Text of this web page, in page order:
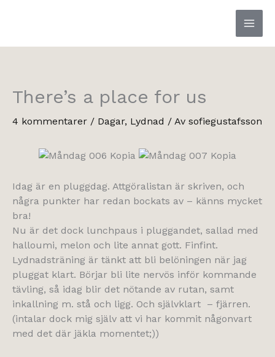
There’s a place for us
4 kommentarer / Dagar, Lydnad / Av sofiegustafsson
Idag är en pluggdag. Attgöralistan är skriven, och
några punkter har redan bockats av – känns mycket
bra!
Nu är det dock lunchpaus i pluggandet, sallad med
halloumi, melon och lite annat gott. Finfint.
Lydnadsträning är tänkt att bli belöningen när jag
pluggat klart. Börjar bli lite nervös inför kommande
tävling, så idag blir det nötande av rutan, samt
inkallning m. stå och ligg. Och självklart – fjärren.
(intalar dock mig själv att vi har kommit någonvart
med det där jäkla momentet;))